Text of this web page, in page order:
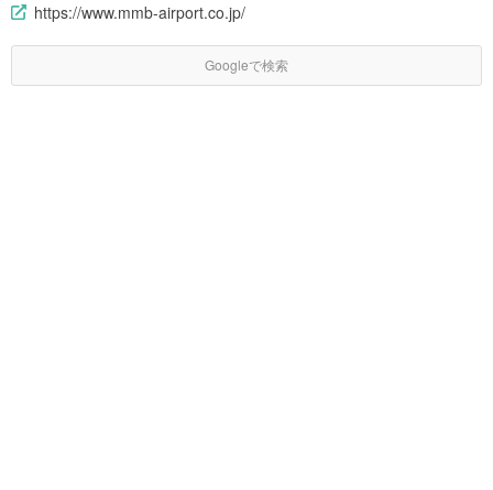
https://www.mmb-airport.co.jp/
Googleで検索